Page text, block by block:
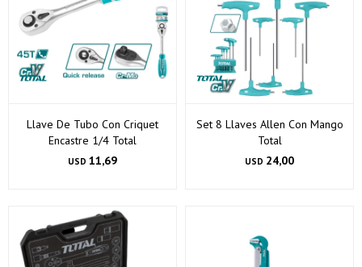
Llave De Tubo Con Criquet
Encastre 1/4 Total
USD 11,69
Set 8 Llaves Allen Con Mango
Total
USD 24,00